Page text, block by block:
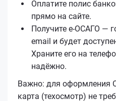
Оплатите полис
прямо на сайте.
Получите е‑ОСАГО —
email и будет
Храните его на
надёжно.
Важно: для оформления
карта (техосмотр) не